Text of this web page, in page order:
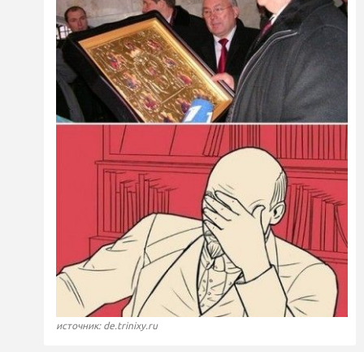
источник: de.trinixy.ru